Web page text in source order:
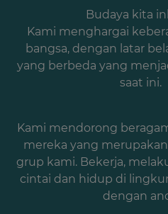
Budaya kita
Kami menghargai
bangsa, dengan latar
yang berbeda yang
saat ini.
Kami mendorong
mereka yang
grup kami. Bekerja,
cintai dan hidup di
dengan